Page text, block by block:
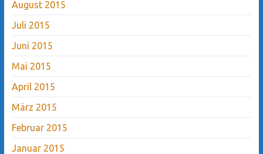
August 2015
Juli 2015
Juni 2015
Mai 2015
April 2015
März 2015
Februar 2015
Januar 2015